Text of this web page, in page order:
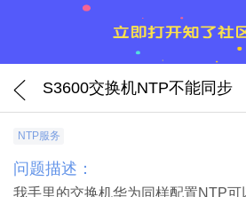
S3600交换机NTP不能同步
NTP服务
问题描述：
我手里的交换机华为同样配置NTP